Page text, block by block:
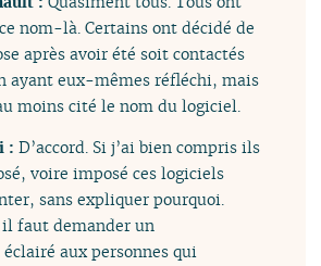
nom-là. Certains ont décidé de
après avoir été soit contactés
ayant eux-mêmes réfléchi, mais
moins cité le nom du logiciel.
:D’accord. Si j’ai bien compris ils
voire imposé ces logiciels
sans expliquer pourquoi.
faut demander un
aux personnes qui